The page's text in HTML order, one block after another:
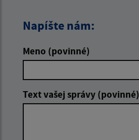
Napíšte nám:
Meno (povinné)
Text vašej správy (povinné)